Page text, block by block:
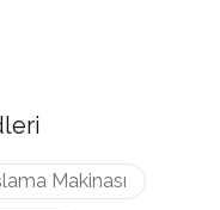
Makinası